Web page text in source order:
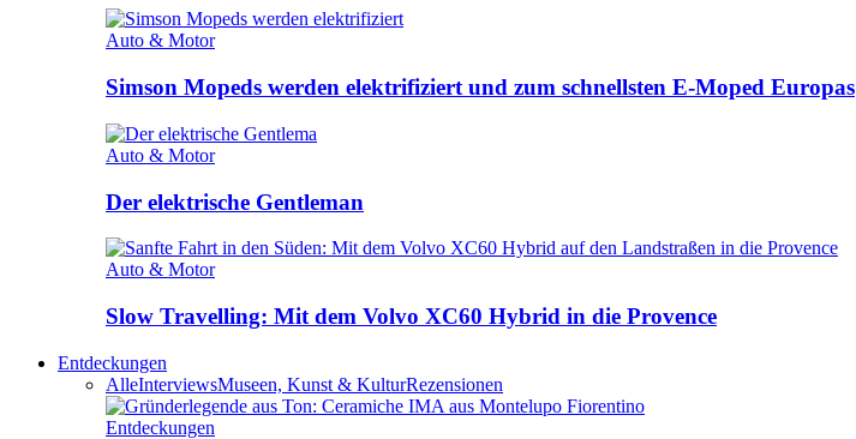
Auto & Motor
Simson Mopeds werden elektrifiziert und zum schnellsten E-Moped Europas
Auto & Motor
Der elektrische Gentleman
Auto & Motor
Slow Travelling: Mit dem Volvo XC60 Hybrid in die Provence
Entdeckungen
AlleInterviewsMuseen, Kunst & KulturRezensionen
Entdeckungen